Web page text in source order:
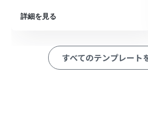
※「トリガー」：フロー起動のきっかけと
ペレーション」：トリガー起動後、フロ
Outlookのトリガー設定では、どの
か、また件名にどのようなキーワ
を対象にするかを任意で設定でき
詳細を見る
すべてのテンプレート